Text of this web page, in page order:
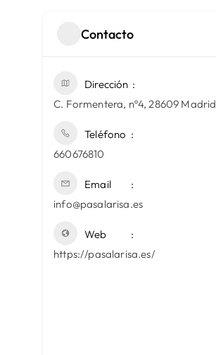
Contacto
Dirección
C. Formentera, nº4, 28609 Madrid
Teléfono
660676810
Email
info@pasalarisa.es
Web
https://pasalarisa.es/